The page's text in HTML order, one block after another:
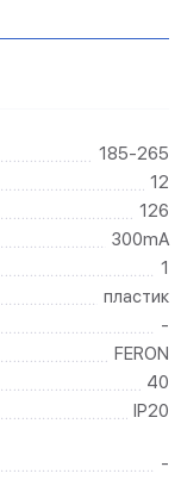
185-265
12
126
300mA
1
пластик
-
FERON
40
IP20
-